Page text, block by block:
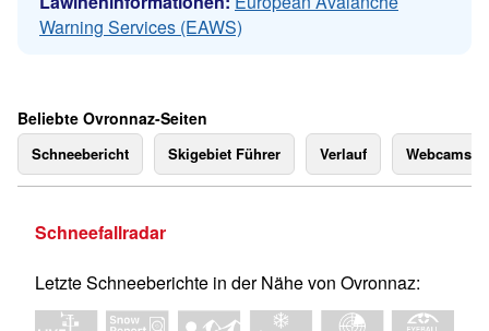
Warning Services (EAWS)
Beliebte Ovronnaz-Seiten
Schneebericht Skigebiet Führer Verlauf Webcams
Schneefallradar
Letzte Schneeberichte in der Nähe von Ovronnaz: